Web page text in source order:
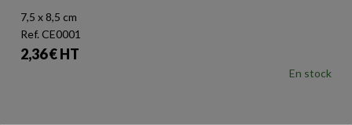
7,5 x 8,5 cm
Ref. CE0001
Prix
2,36 € HT
En stock